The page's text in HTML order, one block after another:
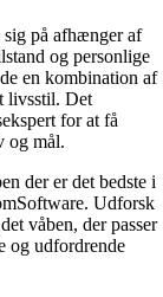
sig på afhænger af
og personlige
en kombination af
livsstil. Det
for at få
og mål.
der er det bedste i
Udforsk
våben, der passer
og udfordrende